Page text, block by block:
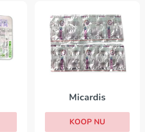
Micardis
KOOP NU